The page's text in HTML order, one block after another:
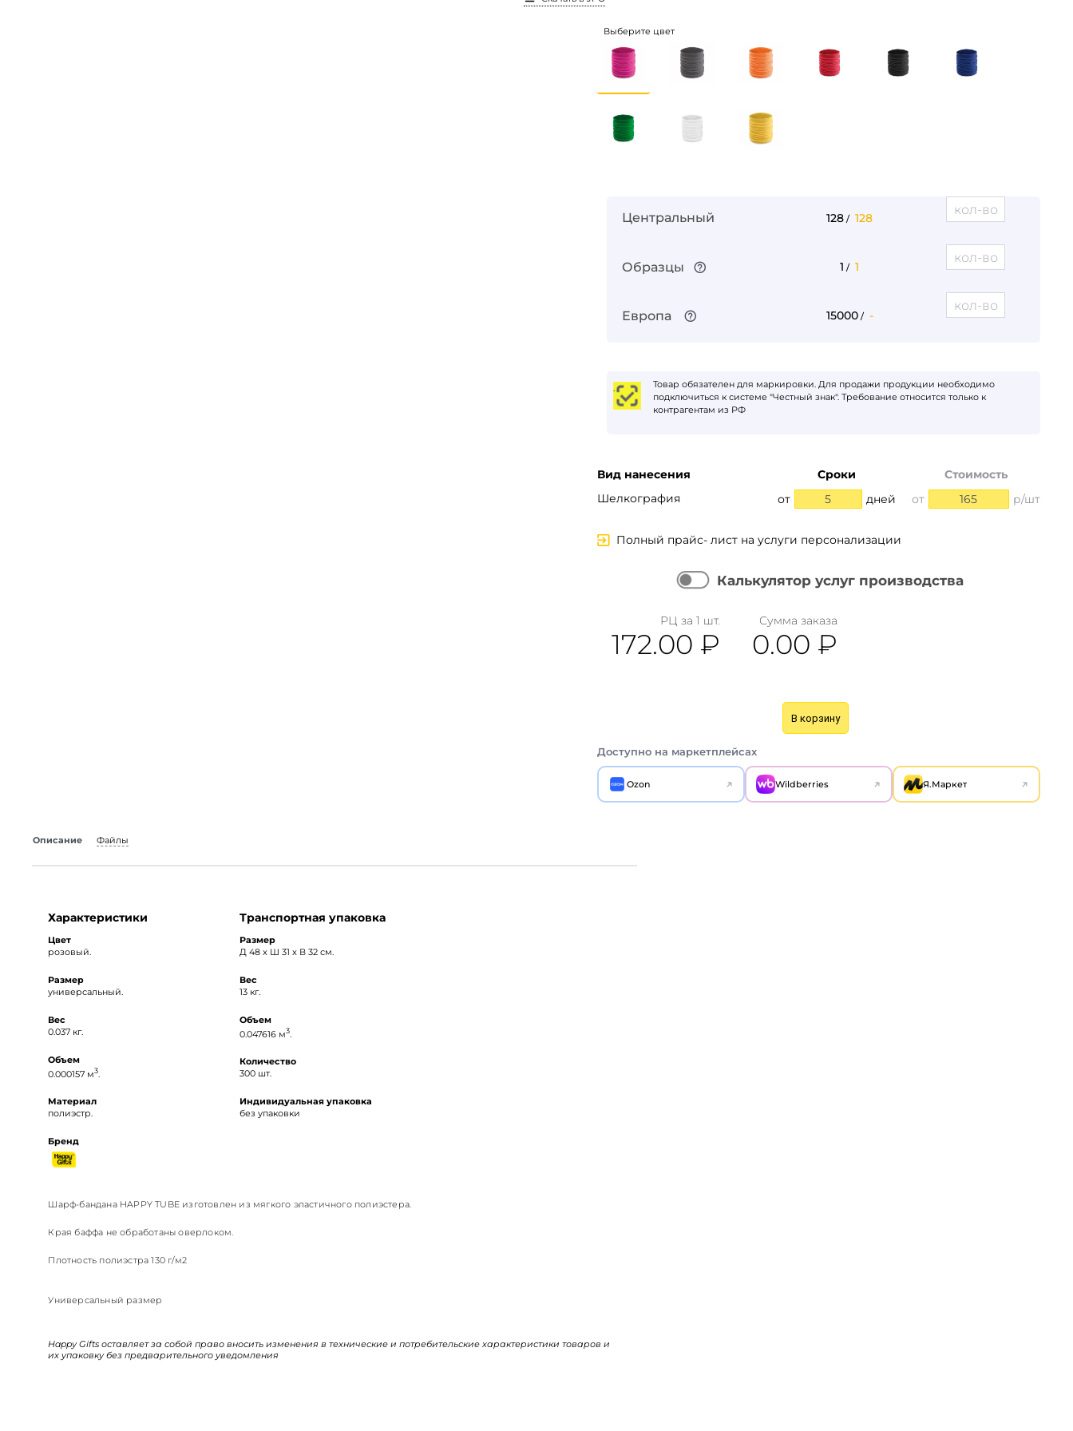
Выберите цвет
Центральный
Образцы
Европа
128 / 128
1 / 1
15000 / -
.
Товар обязателен для маркировки. Для продажи продукции необходимо
подключиться к системе "Честный знак". Требование относится только к
контрагентам из РФ
Вид нанесения Сроки
Стоимость
Шелкография
от 5 дней от 165 р/шт
Полный прайс- лист на услуги персонализации
Калькулятор услуг производства
РЦ за 1 шт.
172.00 ₽
Сумма заказа
0.00 ₽
В корзину
Доступно на маркетплейсах
Ozon Wildberries Я.Маркет
Описание Файлы
Характеристики
Цвет
розовый.
Размер
универсальный.
Вес
0.037 кг.
Объем
0.000157 м3
Материал
полиэстр.
Бренд
Транспортная упаковка
Размер
Д 48 x Ш 31 x В 32 см.
Вес
13 кг.
Объем
0.047616 м3.
Количество
300 шт.
Индивидуальная упаковка
без упаковки
Шарф-бандана HAPPY TUBE изготовлен из мягкого эластичного полиэстера.
Края баффа не обработаны оверлоком.
Плотность полиэстра 130 г/м2
Универсальный размер
Happy Gifts оставляет за собой право вносить изменения в технические и потребительские характеристики товаров и
их упаковку без предварительного уведомления